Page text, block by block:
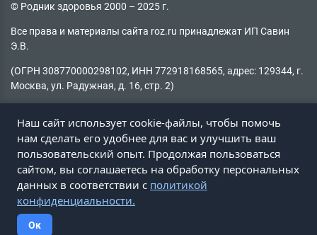
© Родник здоровья 2000 – 2025 г.
Все права и материалы сайта roz.ru принадлежат ИП Савин
Э.В.
(ОГРН 308770000298102, ИНН 772918168565, адрес: 129344, г.
Москва, ул. Радужная, д. 16, стр. 2)
запрещено
Не нашли информацию на сайте?
Пишите наclient@roz.ru
Наш сайт использует cookie-файлы, чтобы помочь
нам сделать его удобнее для вас и улучшить ваш
пользовательский опыт. Продолжая пользоваться
сайтом, вы соглашаетесь на обработку персональных
данных в соответствии с политикой
конфиденциальности.
Ок